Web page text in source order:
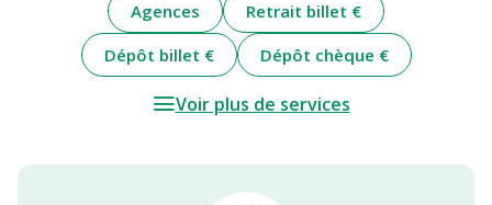
Agences
Retrait billet €
Dépôt billet €
Dépôt chèque €
Voir plus de services